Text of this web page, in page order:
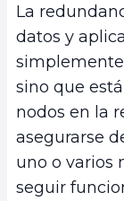
La
datos y
sino que
nodos en la
asegurarse
uno o varios
seguir